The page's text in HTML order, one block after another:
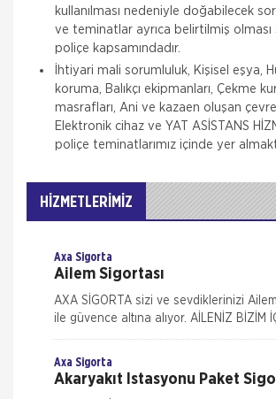
kullanılması nedeniyle doğabilecek
ve teminatlar ayrıca belirtilmiş olması
poliçe kapsamındadır.
İhtiyari mali sorumluluk, Kişisel eşya,
koruma, Balıkçı ekipmanları, Çekme
masrafları, Ani ve kazaen oluşan
Elektronik cihaz ve YAT ASİSTANS
poliçe teminatlarımız içinde yer
HİZMETLERİMİZ
Aksigorta
Zorunlu Deprem Sigortası
Zorunlu Deprem Sigortası depremin,
sonucu yangın, infilak, tsunami ve yer
sigortalı binalarda neden olacağı
güvence sağlar. Teminatı Doğal Afetler
Aksigorta
İş yeri Paket Sigortası siz iş yeri sahipleri
düşünülerek mümkün olan tüm riskleri
Axa Sigorta
Ailem Sigortası
AXA SİGORTA sizi ve sevdiklerinizi
ile güvence altına alıyor. AİLENİZ BİZİM İÇİN ÖNEMLİ
AXA SİGORTA sizi ve/veya ailenizi, ferdi
Axa Sigorta
Akaryakıt İstasyonu Paket